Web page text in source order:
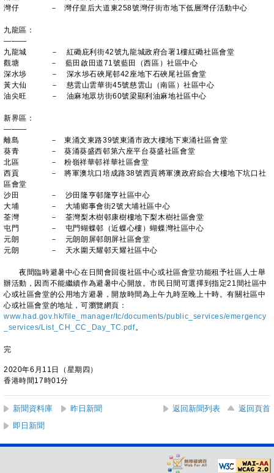
灣仔 － 灣仔皇后大道東258號灣仔街市地下低層灣仔活動中心
九龍區：
———
九龍城 － 紅磡庇利街42號九龍城政府合署1樓紅磡社區會堂
觀塘 － 藍田啟田道71號藍田（西區）社區中心
深水埗 － 深水埗石硤尾邨42座地下石硤尾社區會堂
黃大仙 － 慈雲山雲華街45號慈雲山（南區）社區中心
油尖旺 － 油麻地眾坊街60號梁顯利油麻地社區中心
新界區：
———
離島 － 東涌文東路39號東涌市政大樓地下東涌社區會堂
葵青 － 葵涌葵盛西邨第六座平台葵盛社區會堂
北區 － 粉嶺祥華邨祥華社區會堂
西貢 － 將軍澳坑口培成路38號西貢將軍澳政府綜合大樓地下坑口社
區會堂
沙田 － 沙田隆亨邨隆亨社區中心
大埔 － 大埔鄉事會街2號大埔社區中心
荃灣 － 荃灣梨木樹邨康樹樓地下梨木樹社區會堂
屯門 － 屯門蝴蝶邨（近蝶心樓）蝴蝶灣社區中心
元朗 － 元朗朗屏邨朗屏社區會堂
元朗 － 天水圍天耀邨天耀社區中心
夜間臨時避暑中心在日間會回復社區中心或社區會堂功能租予社區人士舉
辦活動，因而不能繼續作為避暑中心開放。市民日間可選擇到指定21間社區中
心或社區會堂的公用地方避暑，開放時間為上午九時至晚上十時。有關社區中
心或社區會堂的地址，可瀏覽網頁：
www.had.gov.hk/file_manager/tc/documents/public_services/emergency
_services/List_CH_CC_Day_TC.pdf。
完
2020年6月11日（星期四）
香港時間17時01分
新聞資料庫 昨日新聞 返回新聞列表
返回頁首
即日新聞